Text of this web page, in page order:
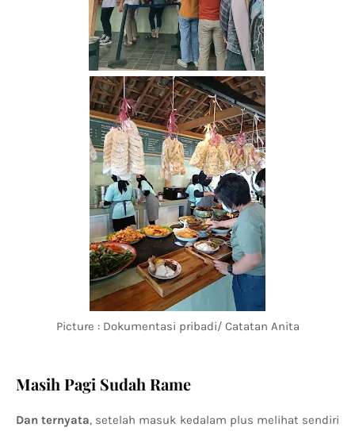
Picture : Dokumentasi pribadi/ Catatan Anita
Masih Pagi Sudah Rame
Dan ternyata, setelah masuk kedalam plus melihat sendiri